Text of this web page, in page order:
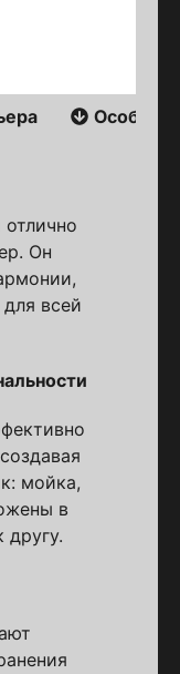
Он
всей
мойка,
в
другу.